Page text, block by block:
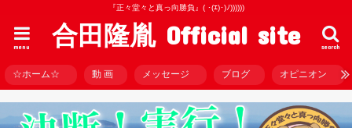
『正々堂々と真っ向勝負』( ･(ｴ)･)ﾉ))))))
合田隆胤 Official site search
menu
☆ホーム☆ 動 画 メッセージ ブログ オピニオン